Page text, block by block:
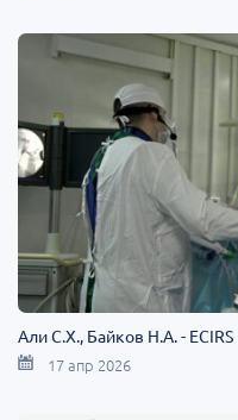
Али C.Х., Байков Н.А. - ECIRS
17 апр 2026